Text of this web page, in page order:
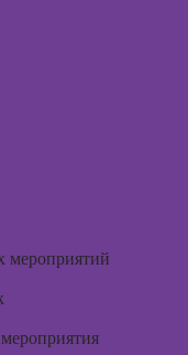
мероприятий